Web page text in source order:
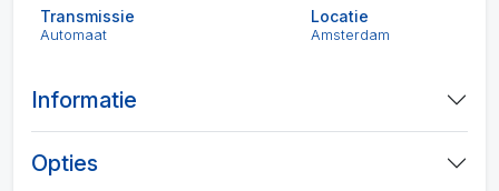
Transmissie
Automaat
Locatie
Amsterdam
Informatie
Opties